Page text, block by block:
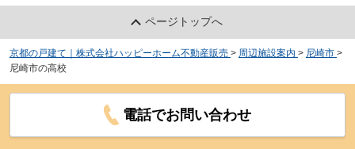
ページトップへ
京都の戸建て｜株式会社ハッピーホーム不動産販売 > 周辺施設案内 > 尼崎市 >
尼崎市の高校
電話でお問い合わせ